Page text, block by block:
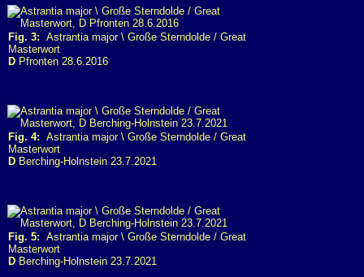
Fig. 3: Astrantia major \ Große Sterndolde / Great
Masterwort
D Pfronten 28.6.2016
Fig. 4: Astrantia major \ Große Sterndolde / Great
Masterwort
D Berching-Holnstein 23.7.2021
Fig. 5: Astrantia major \ Große Sterndolde / Great
Masterwort
D Berching-Holnstein 23.7.2021